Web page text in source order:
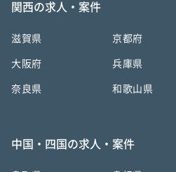
関西の求人・案件
滋賀県 京都府
大阪府 兵庫県
奈良県 和歌山県
中国・四国の求人・案件